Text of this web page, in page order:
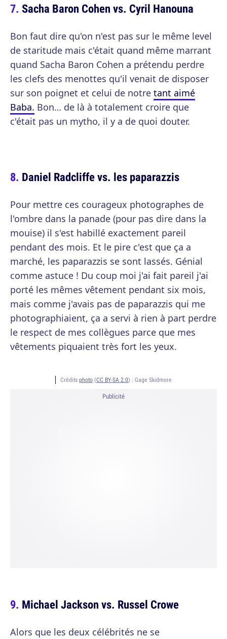
Sacha Baron Cohen vs. Cyril Hanouna
Bon faut dire qu'on n'est pas sur le même level
de staritude mais c'était quand même marrant
quand Sacha Baron Cohen a prétendu perdre
les clefs des menottes qu'il venait de disposer
sur son poignet et celui de notre tant aimé
Baba. Bon… de là à totalement croire que
c'était pas un mytho, il y a de quoi douter.
Daniel Radcliffe vs. les paparazzis
Pour mettre ces courageux photographes de
l'ombre dans la panade (pour pas dire dans la
mouise) il s'est habillé exactement pareil
pendant des mois. Et le pire c'est que ça a
marché, les paparazzis se sont lassés. Génial
comme astuce ! Du coup moi j'ai fait pareil j'ai
porté les mêmes vêtement pendant six mois,
mais comme j'avais pas de paparazzis qui me
photographiaient, ça a servi à rien à part perdre
le respect de mes collègues parce que mes
vêtements piquaient très fort les yeux.
Crédits photo (CC BY-SA 2.0) : Gage Skidmore
Publicité
Michael Jackson vs. Russel Crowe
Alors que les deux célébrités ne se